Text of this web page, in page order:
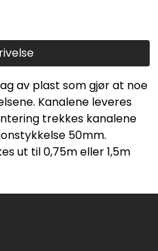
av plast som gjør at noe
Kanalene leveres
trekkes kanalene
50mm.
ut til 0,75m eller 1,5m